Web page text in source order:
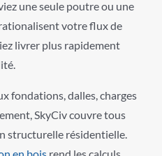
une seule poutre ou une
votre flux de
livrer plus rapidement
fondations, dalles, charges
SkyCiv couvre tous
structurelle résidentielle.